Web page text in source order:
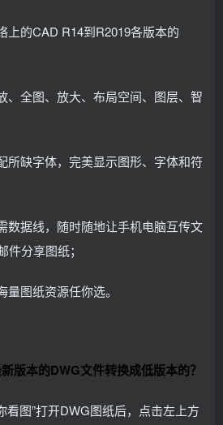
上的CAD R14到R2019各版本的
、全图、放大、布局空间、图层、智
所缺字体，完美显示图形、字体和符
数据线，随时随地让手机电脑互传文
分享图纸；
图纸资源任你选。
版本的DWG文件转换成低版本的？
看图”打开DWG图纸后，点击左上方